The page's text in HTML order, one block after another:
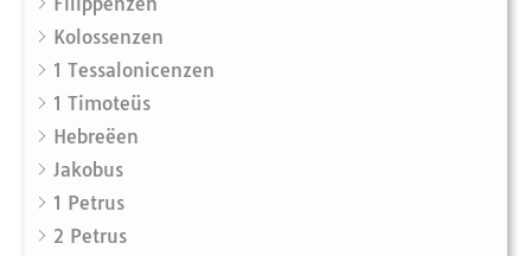
Kolossenzen
1 Tessalonicenzen
1 Timoteüs
Hebreëen
Jakobus
1 Petrus
2 Petrus